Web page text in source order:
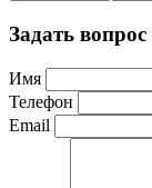
Задать вопрос
Имя
Телефон
Email